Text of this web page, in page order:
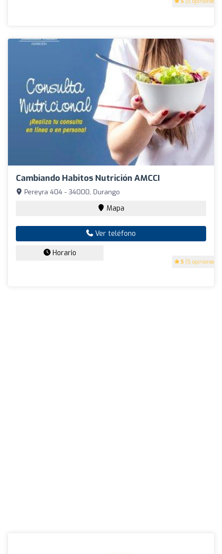
Cambiando Habitos Nutrición AMCCI
5 (5 opiniones)
Pereyra 404 - 34000, Durango
Mapa
Ver teléfono
Horario